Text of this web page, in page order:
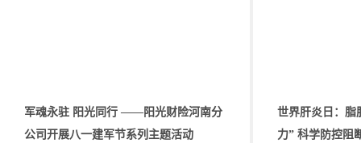
军魂永驻 阳光同行 ——阳光财险河南分
公司开展八一建军节系列主题活动
世界肝炎日：脂
力” 科学防控阻